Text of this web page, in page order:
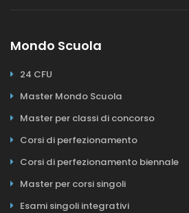
Mondo Scuola
24 CFU
Master Mondo Scuola
Master per classi di concorso
Corsi di perfezionamento
Corsi di perfezionamento biennale
Master per corsi singoli
Esami singoli integrativi